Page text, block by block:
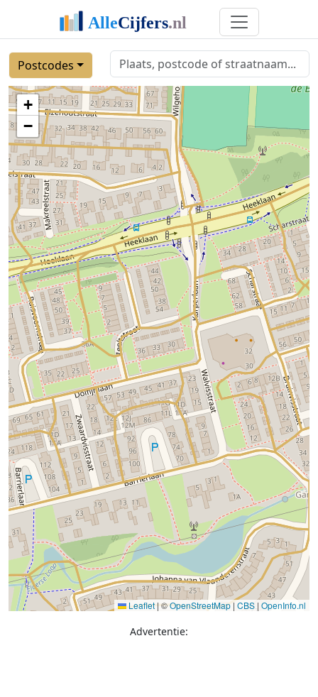
Postcodes
+
−
Leaflet | ©OpenStreetMap | CBS | OpenInfo.nl
Advertentie: